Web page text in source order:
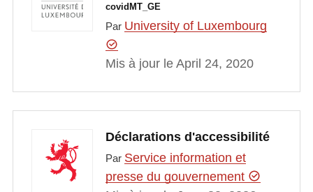
covidMT_GE
Par University of Luxembourg
Mis à jour le April 24, 2020
Déclarations d'accessibilité
Par Service information et
presse du gouvernement